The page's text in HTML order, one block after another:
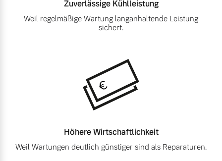
Mehr erfahren
Finanzierung & Leasing
Zuverlässige Kühlleistung
Weil regelmäßige Wartung langanhaltende Leistung
sichert.
HöhereWirtschaftlichkeit
Weil Wartungen deutlich günstiger sind als Reparaturen.